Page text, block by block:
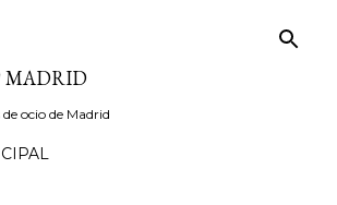
MADRID
ocio de Madrid